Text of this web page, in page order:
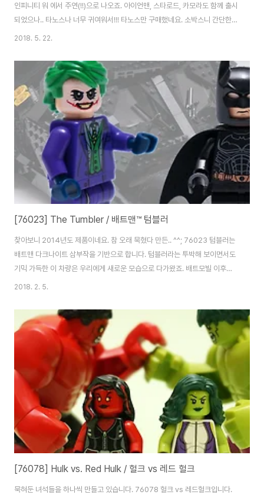
인피니티 워 에서 주연(!!)으로 나오죠. 아이언맨, 스타로드, 카모라도 함께 출시
되었으나.. 타노스나 너무 귀여워서!!! 타노스만 구매했네요. 소박스니 간단한
구성. 자, 시작해 봅시다. 오, 조금 다른 조립방식이 나오네요. 팔을 살짝 안쪽으
실 브릭헤즈에 스티커 쓰면 정말 퀄리티 너무 떨어져요. 타노스다보니 보라색
이 주색. 아, 벌써 귀엽네요. 타노스에 저 표정이라니!! ㅋ 팔이 시리즈1의 헐크
와 같은 방식인데 훨씬 자연스럽습니다. 살짝 안쪽으로 넣어준 효과죠. 대망의
인피니티 건틀릿. 프린팅 브릭 수를 줄이기 위해 인피니티 스톤 6개가 한쪽면
2018. 5. 22.
[76023] The Tumbler / 배트맨™ 텀블러
찾아보니 2014년도 제품이네요. 참 오래 묵혔다 만든.. ^^; 76023 텀블러는
배트맨 다크나이트 삼부작을 기반으로 합니다. 텀블러라는 투박해 보이면서도
기믹 가득한 이 차량은 우리에게 새로운 모습으로 다가왔죠. 배트모빌 이후에
새로운 배트맨의 상징으로 자리잡기 충분해 보였습니다. 박스 사이즈가 제법
품에서도 만나볼 수 없는 새로운 토르소의 배트맨과 조커를 만날 수 있는 유일
한 제품이기도 합니다. 브릭 봉다리는 11번까지. 거대한 타이어와 명패가 포함
되어 있습니다. 타이어는 두종류인데, 앞바퀴에 쓰이는 조금 더 동그란 타이어
가 이 제품에 처음 들어갔었죠. 스티커는 대부분 계기판입니다. 인스는 총 5권.
다른 대형 제품들..
2018. 2. 5.
[76078] Hulk vs. Red Hulk / 헐크 vs 레드 헐크
묵혀둔 녀석들을 하나씩 만들고 있습니다. 76078 헐크 vs 레드헐크입니다.